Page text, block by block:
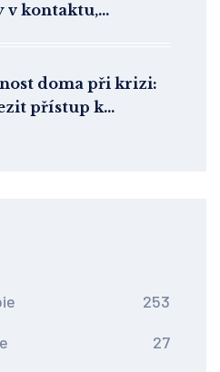
v kontaktu,
doma při krizi:
přístup k
253
27